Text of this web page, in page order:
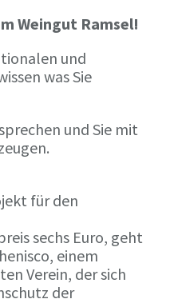
Weingut Ramsel!
und
was Sie
und Sie mit
für den
sechs Euro, geht
einem
Verein, der sich
der